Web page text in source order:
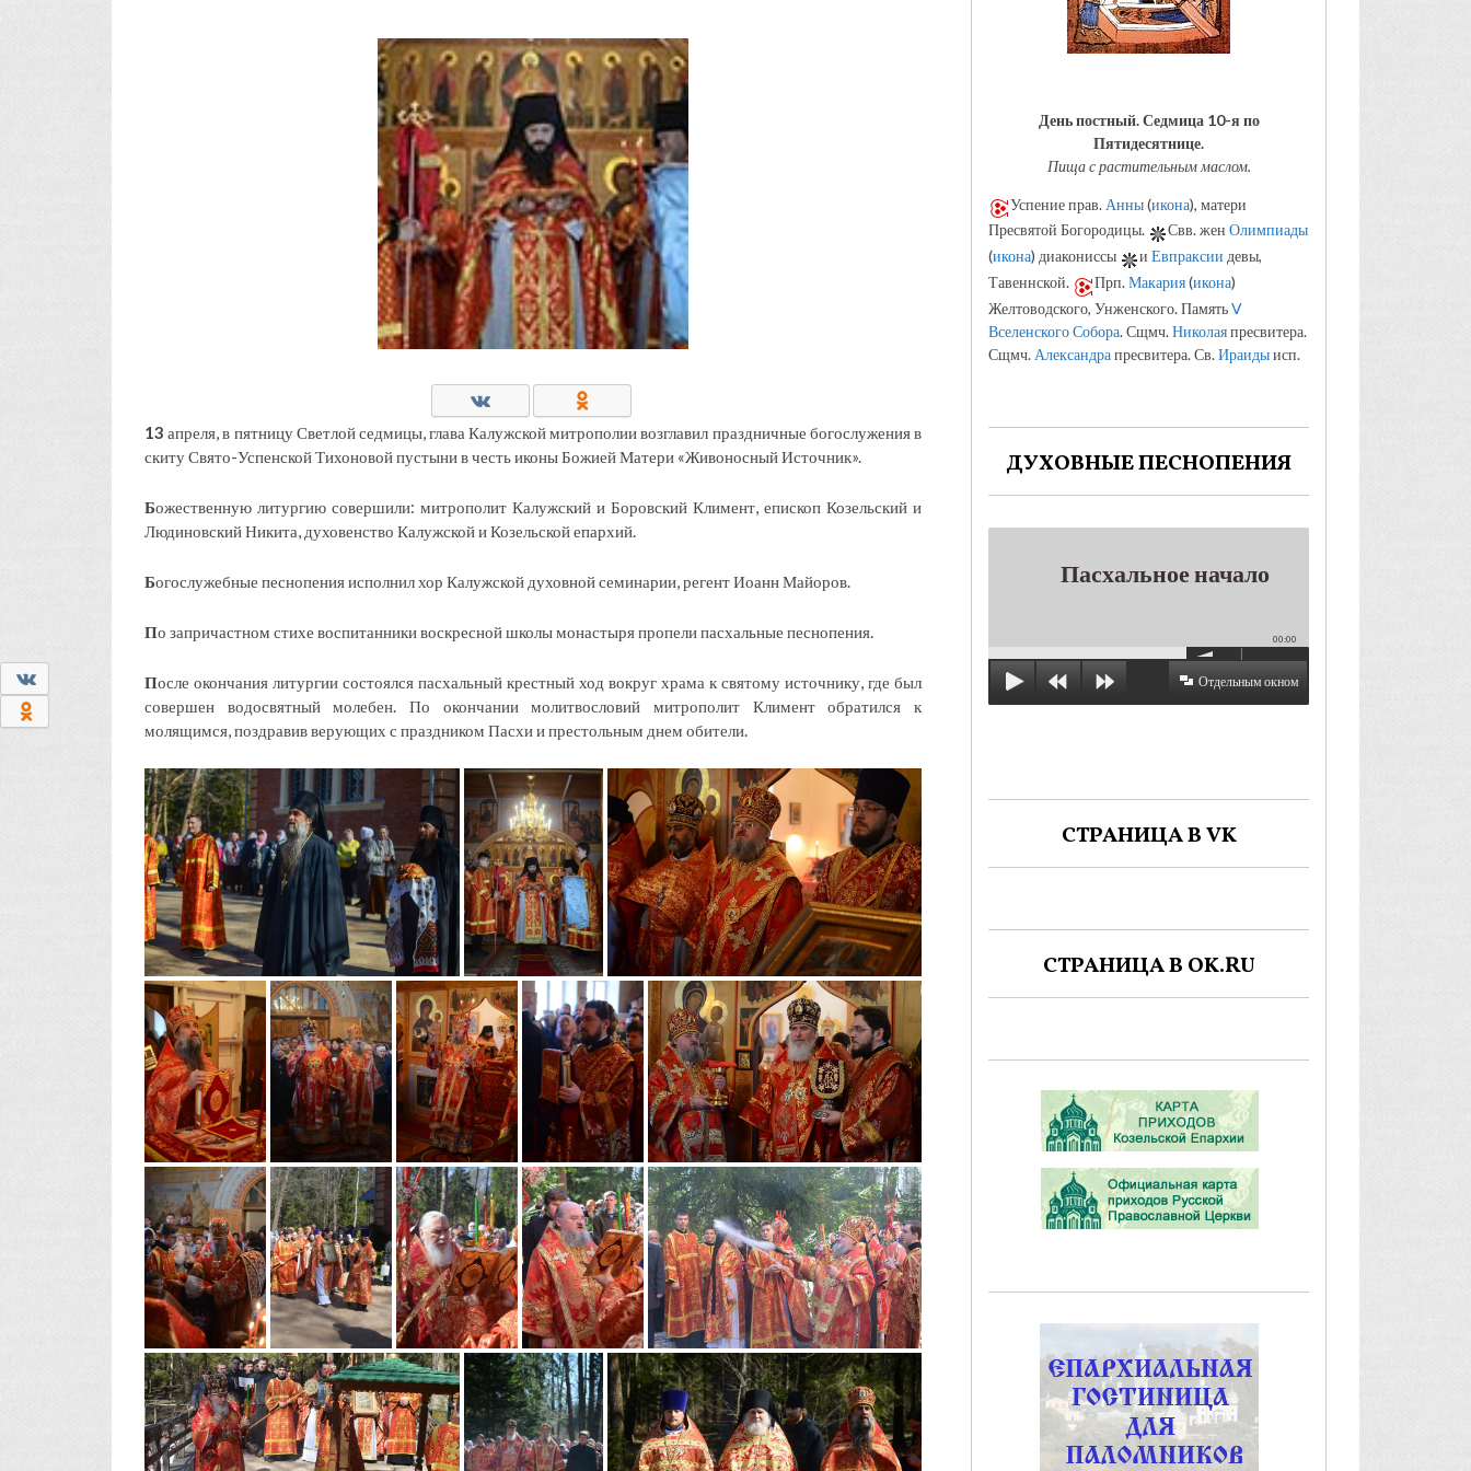
КОНТАКТЫ/РЕКВИЗИТЫ
13 апреля, в пятницу Светлой седмицы, глава Калужской митрополии возглавил праздничные богослужения в
скиту Свято-Успенской Тихоновой пустыни в честь иконы Божией Матери «Живоносный Источник».
Божественную литургию совершили: митрополит Калужский и Боровский Климент, епископ Козельский и
Людиновский Никита, духовенство Калужской и Козельской епархий.
Богослужебные песнопения исполнил хор Калужской духовной семинарии, регент Иоанн Майоров.
По запричастном стихе воспитанники воскресной школы монастыря пропели пасхальные песнопения.
После окончания литургии состоялся пасхальный крестный ход вокруг храма к святому источнику, где был
совершен водосвятный молебен. По окончании молитвословий митрополит Климент обратился к
молящимся, поздравив верующих с праздником Пасхи и престольным днем обители.
День постный.Седмица 10-я по
Пятидесятнице.
Пища с растительным маслом.
Успение прав. Анны(икона), матери
Пресвятой Богородицы.
Свв. жен Олимпиады
(икона) диакониссы и Евпраксии девы,
Тавеннской.
Прп.Макария(икона)
Желтоводского, Унженского. ПамятьV
Вселенского Собора. Сщмч.Николаяпресвитера.
Сщмч. Александрапресвитера. Св.Ираидыисп.
ДУХОВНЫЕ ПЕСНОПЕНИЯ
Пасхальное начало
00:00
Отдельным окном
СТРАНИЦА В VK
СТРАНИЦА В OK.RU